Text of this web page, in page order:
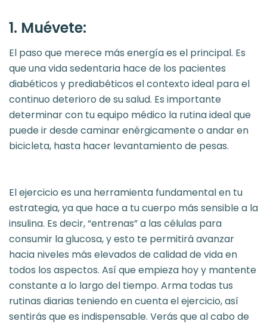
1. Muévete:
El paso que merece más energía es el principal. Es
que una vida sedentaria hace de los pacientes
diabéticos y prediabéticos el contexto ideal para el
continuo deterioro de su salud. Es importante
determinar con tu equipo médico la rutina ideal que
puede ir desde caminar enérgicamente o andar en
bicicleta, hasta hacer levantamiento de pesas.
El ejercicio es una herramienta fundamental en tu
estrategia, ya que hace a tu cuerpo más sensible a la
insulina. Es decir, “entrenas” a las células para
consumir la glucosa, y esto te permitirá avanzar
hacia niveles más elevados de calidad de vida en
todos los aspectos. Así que empieza hoy y mantente
constante a lo largo del tiempo. Arma todas tus
rutinas diarias teniendo en cuenta el ejercicio, así
sentirás que es indispensable. Verás que al cabo de